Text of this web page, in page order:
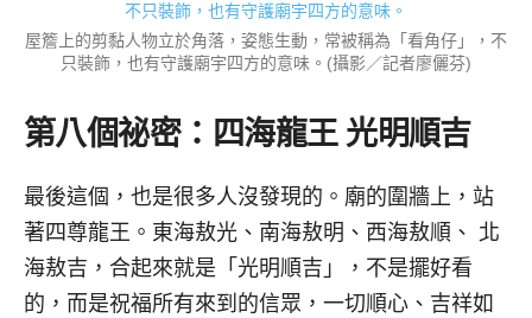
屋簷上的剪黏人物立於角落，姿態生動，常被稱為「看角仔」，不
只裝飾，也有守護廟宇四方的意味。(攝影／記者廖儷芬)
第八個祕密：四海龍王 光明順吉
最後這個，也是很多人沒發現的。廟的圍牆上，站
著四尊龍王。東海敖光、南海敖明、西海敖順、 北
海敖吉，合起來就是「光明順吉」，不是擺好看
的，而是祝福所有來到的信眾，一切順心、吉祥如